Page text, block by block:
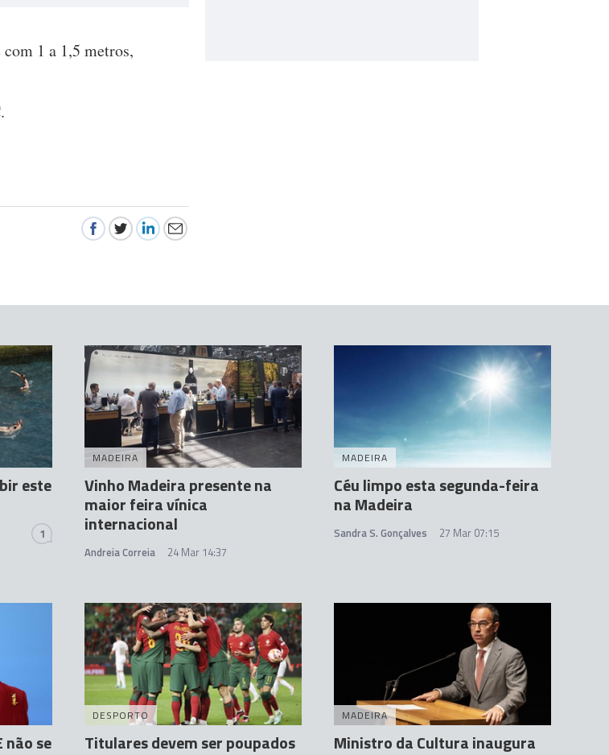
com 1 a 1,5 metros,
este
1
MADEIRA
Vinho Madeira presente na
maior feira vínica
internacional
Andreia Correia 24 Mar 14:37
MADEIRA
Céu limpo esta segunda-feira
na Madeira
Sandra S. Gonçalves 27 Mar 07:15
não se
DESPORTO
Titulares devem ser poupados
MADEIRA
Ministro da Cultura inaugura